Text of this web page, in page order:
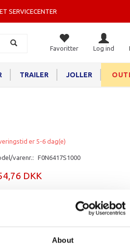
About
SERVICECENTER
Favoritter Log ind
TRAILER JOLLER
er 5-6 dag(e)
varenr.: F0N6417S1000
DKK